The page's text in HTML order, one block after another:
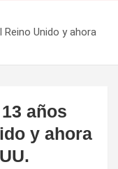
Unido y ahora
años
y ahora